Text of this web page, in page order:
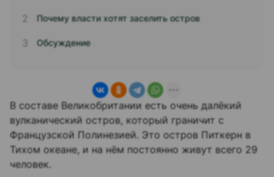
Почему власти хотят заселить остров
Обсуждение
В составе Великобритании есть очень далёкий
вулканический остров, который граничит с
Французской Полинезией. Это остров Питкерн в
Тихом океане, и на нём постоянно живут всего 29
человек.